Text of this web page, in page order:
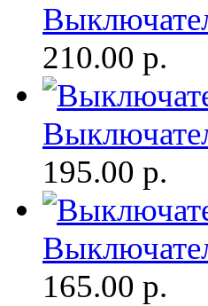
210.00 р.
195.00 р.
165.00 р.